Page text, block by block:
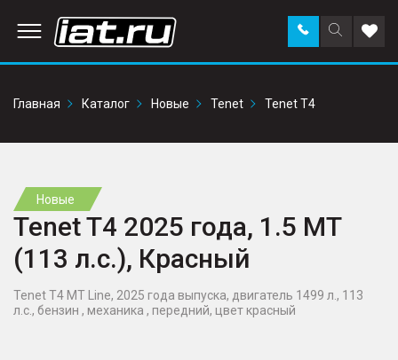
Поиск
по
Заказать
звонок в
Главная
Каталог Новые Tenet Tenet T4
Новые
Tenet T4 2025 года, 1.5 MT
(113 л.с.), Красный
Tenet T4 MT Line, 2025 года выпуска, двигатель 1499 л., 113
л.с., бензин , механика , передний, цвет красный